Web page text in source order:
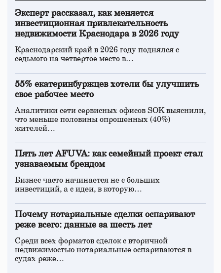
Эксперт рассказал, как меняется
инвестиционная привлекательность
недвижимости Краснодара в 2026 году
Краснодарский край в 2026 году поднялся с
седьмого на четвертое место в…
55% екатеринбуржцев хотели бы улучшить
свое рабочее место
Аналитики сети сервисных офисов SOK выяснили,
что меньше половины опрошенных (40%)
жителей…
Пять лет AFUVA: как семейный проект стал
узнаваемым брендом
Бизнес часто начинается не с больших
инвестиций, а с идеи, в которую…
Почему нотариальные сделки оспаривают
реже всего: данные за шесть лет
Среди всех форматов сделок с вторичной
недвижимостью нотариальные оспариваются в
судах реже…